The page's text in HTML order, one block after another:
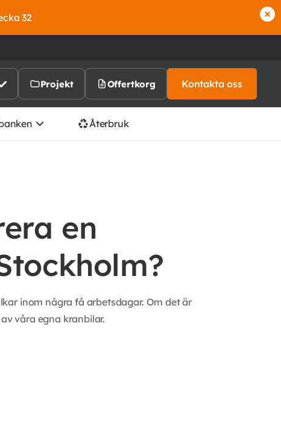
32
Projekt Offertkorg Kontakta oss
Återbruk
en
inom några få arbetsdagar. Om det är
våra egna kranbilar.